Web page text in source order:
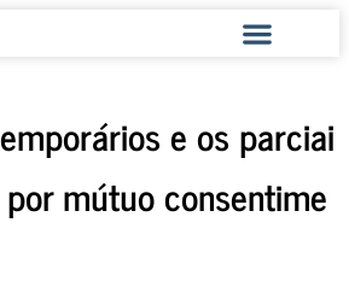
e os parciai
mútuo consentime